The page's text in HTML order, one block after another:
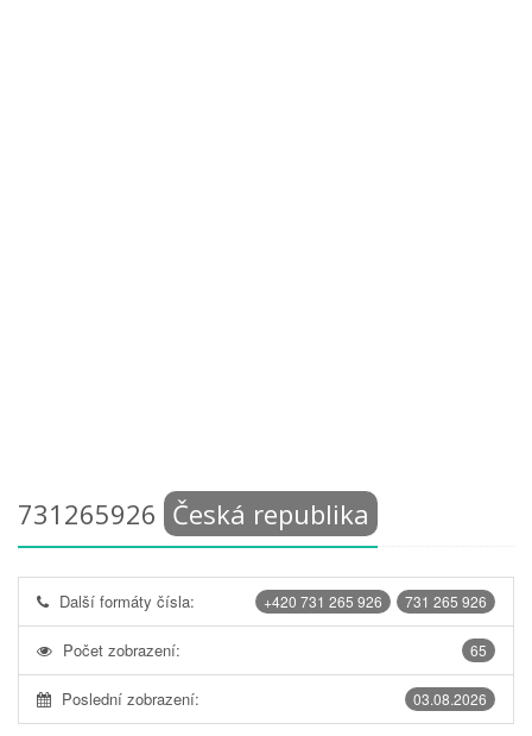
731265926 Česká republika
731 265 926
+420 731 265 926
Další formáty čísla:
65
Počet zobrazení:
03.08.2026
Poslední zobrazení: